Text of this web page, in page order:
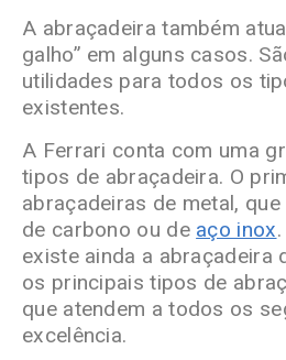
A abraçadeira também
galho” em alguns casos.
utilidades para todos os
existentes.
A Ferrari conta com uma
tipos de abraçadeira. O
abraçadeiras de metal,
de carbono ou de aço inox
existe ainda a abraçadeira
os principais tipos de
que atendem a todos os
excelência.